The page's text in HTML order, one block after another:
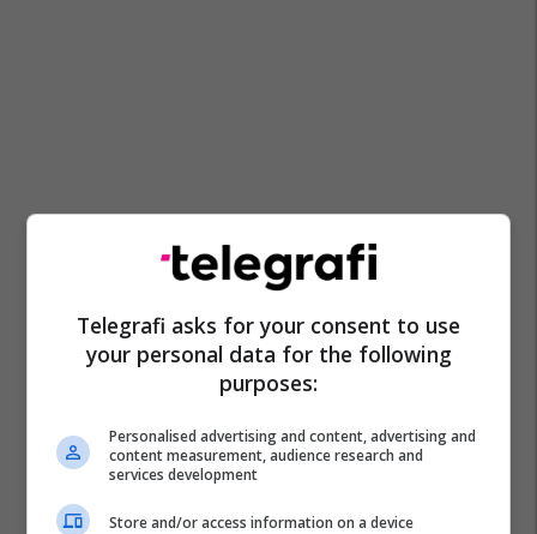
Telegrafi asks for your consent to use
your personal data for the following
purposes:
Personalised advertising and content, advertising and
content measurement, audience research and
services development
Store and/or access information on a device